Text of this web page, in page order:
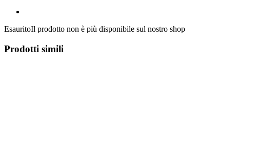
EsauritoIl prodotto non è più disponibile sul nostro shop
Prodotti simili